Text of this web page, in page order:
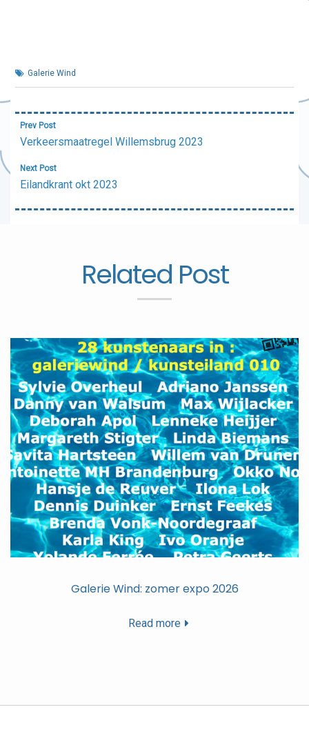
Galerie Wind
Bericht
navigatie
Prev Post
Verkeersmaatregel Willemsbrug 2023
Next Post
Eilandkrant okt 2023
Related Post
Galerie Wind: zomer expo 2026
Read more